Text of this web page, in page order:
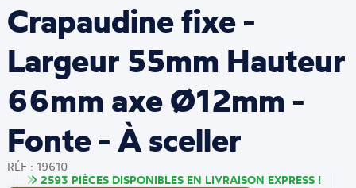
Crapaudine fixe -
Largeur 55mm Hauteur
66mm axe Ø12mm -
Fonte - À sceller
RÉF : 19610
2593 PIÈCES DISPONIBLES EN LIVRAISON EXPRESS !